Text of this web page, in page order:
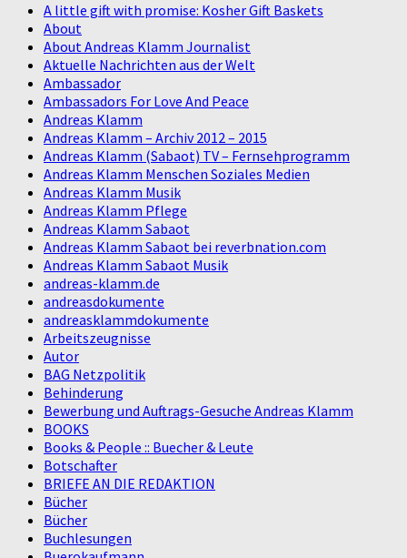
A little gift with promise: Kosher Gift Baskets
About
About Andreas Klamm Journalist
Aktuelle Nachrichten aus der Welt
Ambassador
Ambassadors For Love And Peace
Andreas Klamm
Andreas Klamm – Archiv 2012 – 2015
Andreas Klamm (Sabaot) TV – Fernsehprogramm
Andreas Klamm Menschen Soziales Medien
Andreas Klamm Musik
Andreas Klamm Pflege
Andreas Klamm Sabaot
Andreas Klamm Sabaot bei reverbnation.com
Andreas Klamm Sabaot Musik
andreas-klamm.de
andreasdokumente
andreasklammdokumente
Arbeitszeugnisse
Autor
BAG Netzpolitik
Behinderung
Bewerbung und Auftrags-Gesuche Andreas Klamm
BOOKS
Books & People :: Buecher & Leute
Botschafter
BRIEFE AN DIE REDAKTION
Bücher
Bücher
Buchlesungen